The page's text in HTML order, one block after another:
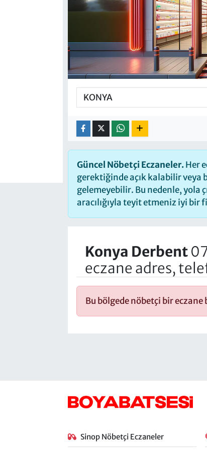
Güncel Nöbetçi Eczaneler.Her
gerektiğinde açık kalabilir
gelemeyebilir. Bu nedenle, yola
aracılığıyla teyit etmeniz iyi bir
Konya Derbent
eczane adres,
Bu bölgede nöbetçi bir eczane
Sinop Nöbetçi Eczaneler